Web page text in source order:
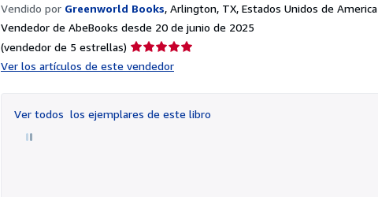
Vendido por Greenworld Books, Arlington, TX, Estados Unidos de America
Vendedor de AbeBooks desde 20 de junio de 2025
(vendedor de 5 estrellas) Calificación
Ver los artículos de este vendedor
Ver todos los ejemplares de este libro